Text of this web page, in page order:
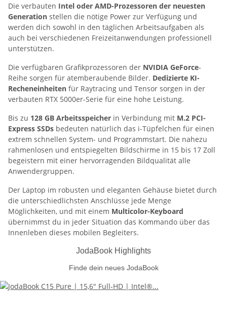
Die verbauten Intel oder AMD-Prozessoren der neuesten
Generation stellen die nötige Power zur Verfügung und
werden dich sowohl in den täglichen Arbeitsaufgaben als
auch bei verschiedenen Freizeitanwendungen professionell
unterstützen.
Die verfügbaren Grafikprozessoren der NVIDIA GeForce-
Reihe sorgen für atemberaubende Bilder. Dedizierte KI-
Recheneinheiten für Raytracing und Tensor sorgen in der
verbauten RTX 5000er-Serie für eine hohe Leistung.
Bis zu 128 GB Arbeitsspeicher in Verbindung mit M.2 PCI-
Express SSDs bedeuten natürlich das i-Tüpfelchen für einen
extrem schnellen System- und Programmstart. Die nahezu
rahmenlosen und entspiegelten Bildschirme in 15 bis 17 Zoll
begeistern mit einer hervorragenden Bildqualität alle
Anwendergruppen.
Der Laptop im robusten und eleganten Gehäuse bietet durch
die unterschiedlichsten Anschlüsse jede Menge
Möglichkeiten, und mit einem Multicolor-Keyboard
übernimmst du in jeder Situation das Kommando über das
Innenleben dieses mobilen Begleiters.
JodaBook Highlights
Finde dein neues JodaBook